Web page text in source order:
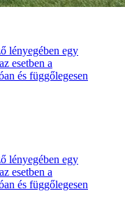
lényegében egy
esetben a
és függőlegesen
lényegében egy
esetben a
és függőlegesen